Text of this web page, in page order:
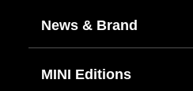
News & Brand
MINI Editions